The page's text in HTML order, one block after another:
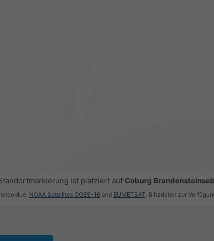
ist platziert auf Coburg
NOAA Satellites GOES-16 and EUMETSAT. Blitzdaten zur